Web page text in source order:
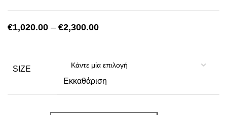
€1,020.00 – €2,300.00Price
through
€2,300.00
SIZE
Εκκαθάριση